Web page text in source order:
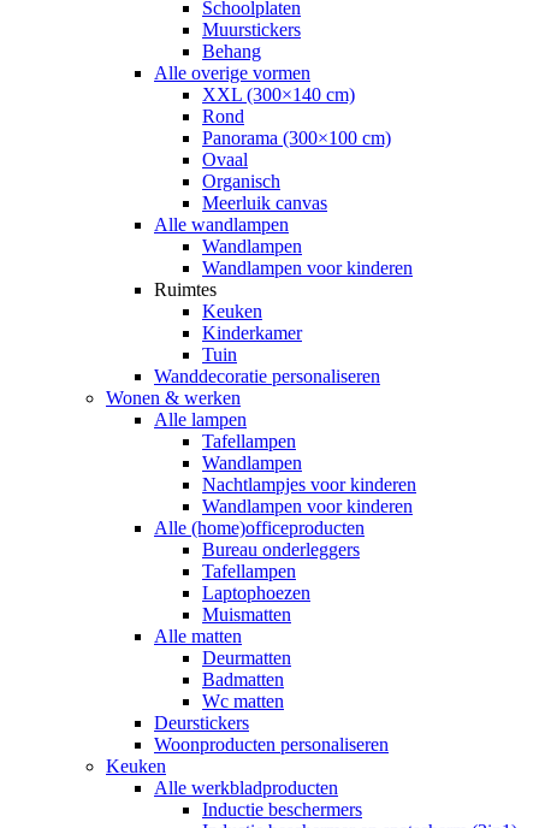
Schoolplaten
Muurstickers
Behang
Alle overige vormen
XXL (300×140 cm)
Rond
Panorama (300×100 cm)
Ovaal
Organisch
Meerluik canvas
Alle wandlampen
Wandlampen
Wandlampen voor kinderen
Ruimtes
Keuken
Kinderkamer
Tuin
Wanddecoratie personaliseren
Wonen & werken
Alle lampen
Tafellampen
Wandlampen
Nachtlampjes voor kinderen
Wandlampen voor kinderen
Alle (home)officeproducten
Bureau onderleggers
Tafellampen
Laptophoezen
Muismatten
Alle matten
Deurmatten
Badmatten
Wc matten
Deurstickers
Woonproducten personaliseren
Keuken
Alle werkbladproducten
Inductie beschermers